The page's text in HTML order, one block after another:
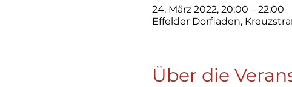
24. März 2022, 20:00 – 22:00
Effelder Dorfladen,
Über die